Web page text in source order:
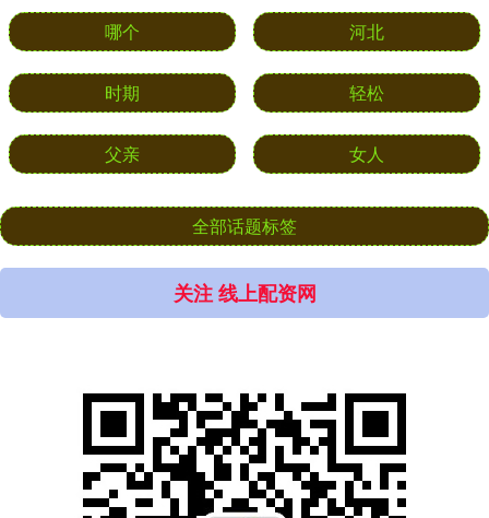
哪个 河北
时期 轻松
父亲 女人
全部话题标签
关注 线上配资网